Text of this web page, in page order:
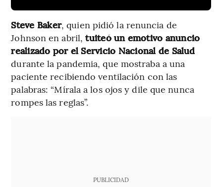
Steve Baker, quien pidió la renuncia de
Johnson en abril, tuiteó un emotivo anuncio
realizado por el Servicio Nacional de Salud
durante la pandemia, que mostraba a una
paciente recibiendo ventilación con las
palabras: “Mírala a los ojos y dile que nunca
rompes las reglas”.
PUBLICIDAD